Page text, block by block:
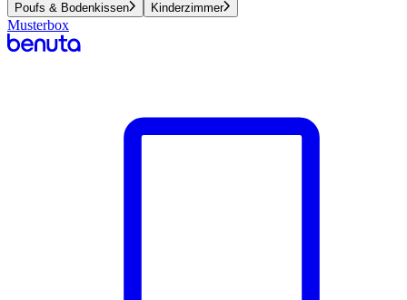
Poufs & Bodenkissen
Kinderzimmer
Musterbox